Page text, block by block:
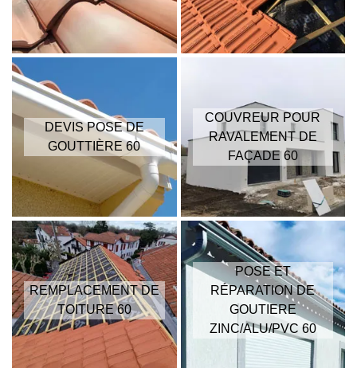
DEVIS POSE DE
GOUTTIÈRE 60
COUVREUR POUR
RAVALEMENT DE
FAÇADE 60
REMPLACEMENT DE
TOITURE 60
POSE ET
RÉPARATION DE
GOUTIERE
ZINC/ALU/PVC 60